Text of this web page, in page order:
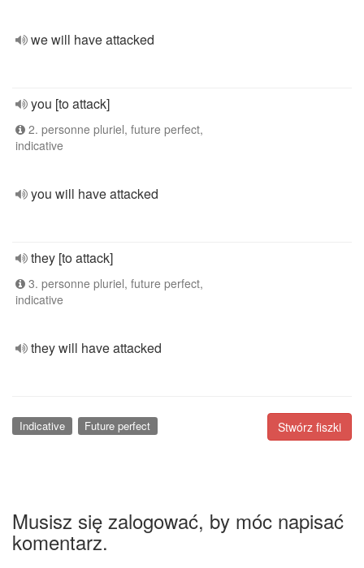
we will have attacked
you [to attack]
2. personne pluriel, future perfect,
indicative
you will have attacked
they [to attack]
3. personne pluriel, future perfect,
indicative
they will have attacked
Stwórz fiszki
Indicative Future perfect
Musisz się zalogować, by móc napisać
komentarz.